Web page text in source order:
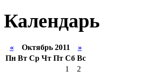
Календарь
«Октябрь 2011 »
Пн Вт Ср Чт Пт Сб Вс
1
2